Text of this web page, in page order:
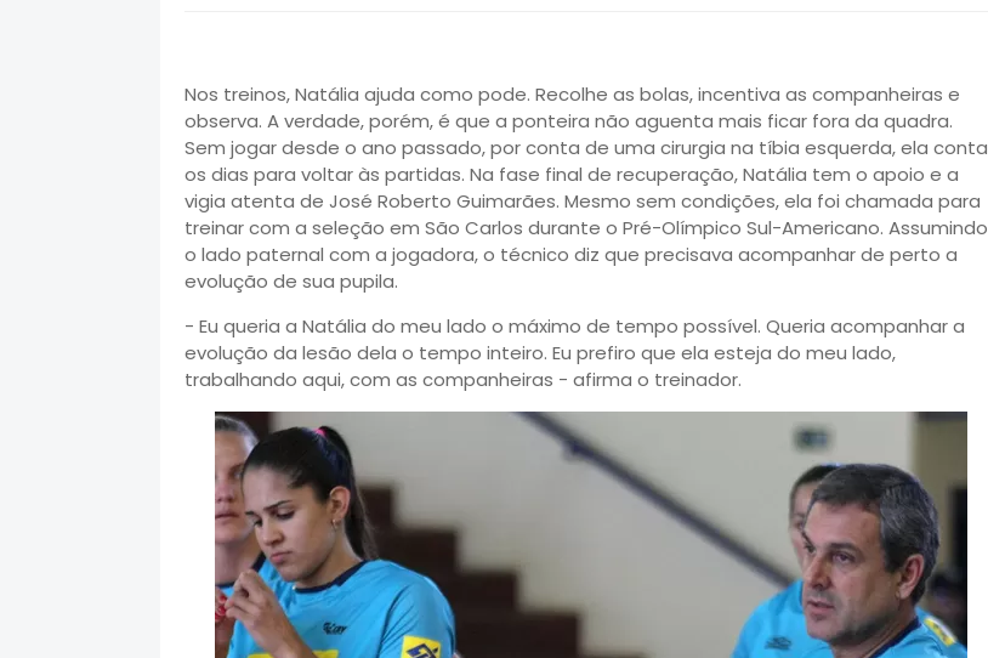
Nos treinos, Natália ajuda como pode. Recolhe as bolas, incentiva as companheiras e
observa. A verdade, porém, é que a ponteira não aguenta mais ficar fora da quadra.
Sem jogar desde o ano passado, por conta de uma cirurgia na tíbia esquerda, ela conta
os dias para voltar às partidas. Na fase final de recuperação, Natália tem o apoio e a
vigia atenta de José Roberto Guimarães. Mesmo sem condições, ela foi chamada para
treinar com a seleção em São Carlos durante o Pré-Olímpico Sul-Americano. Assumindo
o lado paternal com a jogadora, o técnico diz que precisava acompanhar de perto a
evolução de sua pupila.
- Eu queria a Natália do meu lado o máximo de tempo possível. Queria acompanhar a
evolução da lesão dela o tempo inteiro. Eu prefiro que ela esteja do meu lado,
trabalhando aqui, com as companheiras - afirma o treinador.